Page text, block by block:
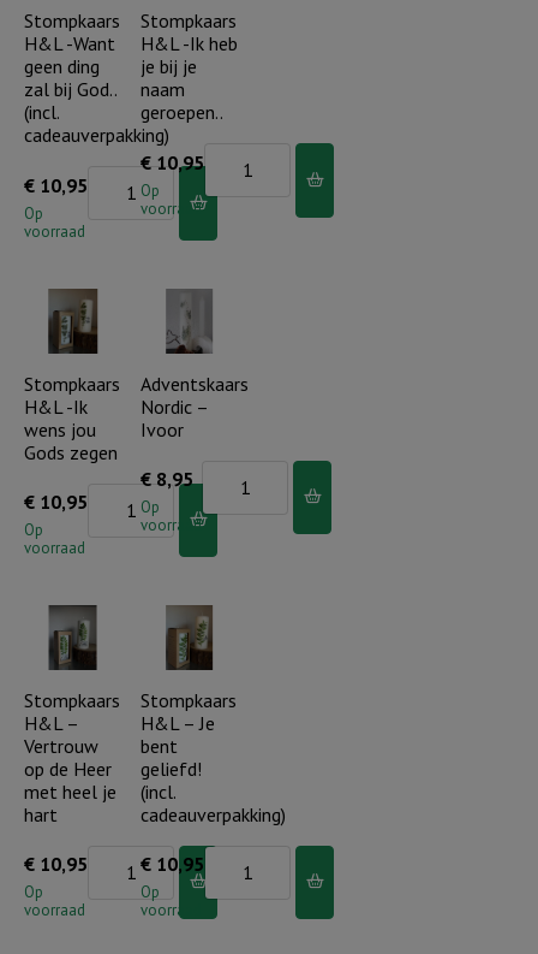
van
jou!
cadeauverpakking)
Stompkaars
H&L -Want
geen ding
zal bij God..
(incl.
cadeauverpakking)
€ 10,95
Op
voorraad
Stompkaars
geen
zal
bij
God..
cadeauverpakking)
Stompkaars
H&L -Ik heb
je bij je
naam
geroepen..
€ 10,95
Op
voorraad
Stompkaars
H&L
heb
bij
je
aantal
Stompkaars
H&L -Ik
wens jou
Gods zegen
€ 10,95
Op
voorraad
Stompkaars
wens
Gods
aantal
Adventskaars
Nordic –
Ivoor
€ 8,95
Op
voorraad
Nordic
aantal
Stompkaars
H&L –
Vertrouw
op de Heer
met heel je
hart
€ 10,95
Op
voorraad
Stompkaars
Stompkaars
H&L – Je
bent
geliefd!
(incl.
cadeauverpakking)
€ 10,95
Op
voorraad
H&L
-